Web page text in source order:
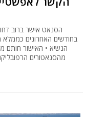
בחודשים האחרונים כממלא
הנשיא • האישור חותם
מהסנאטורים